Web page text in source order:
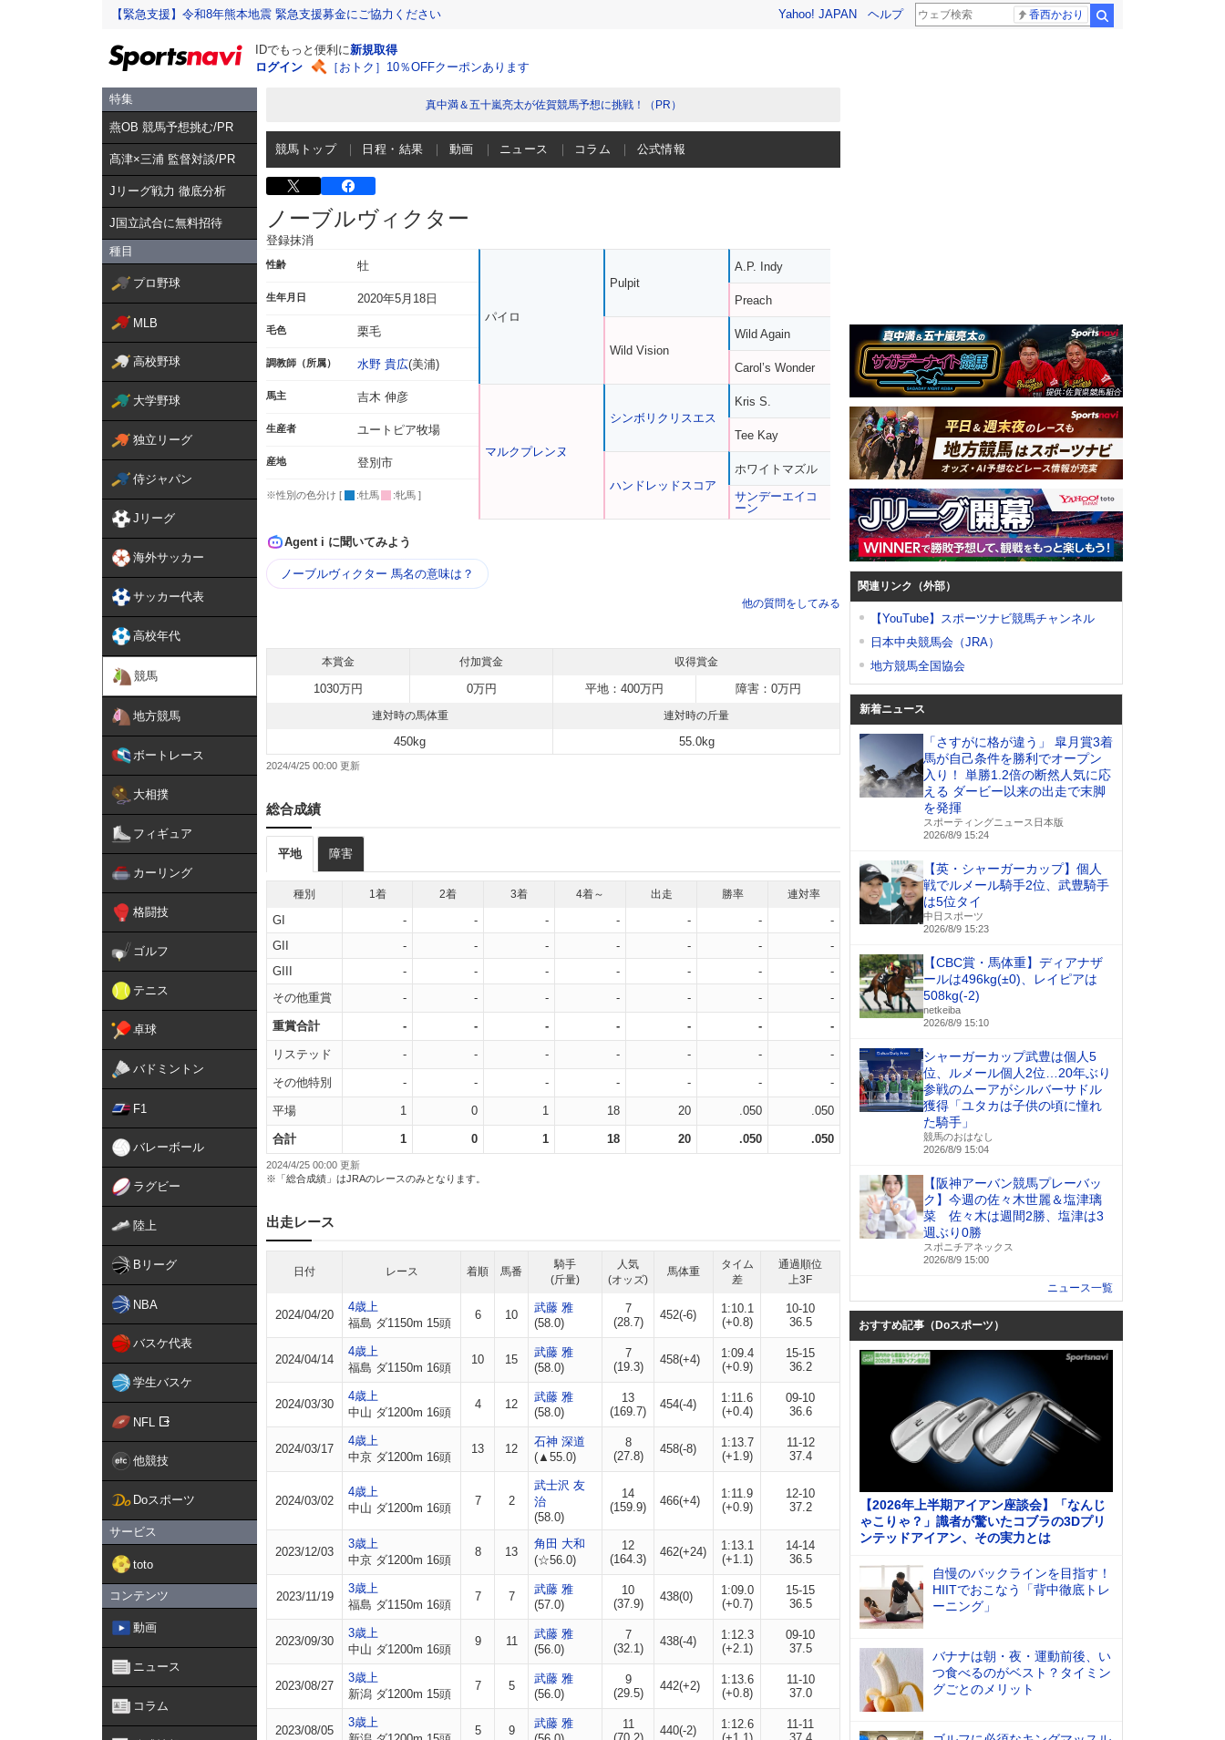
【緊急支援】令和8年熊本地震 緊急支援募金にご協力ください Yahoo! JAPAN ヘルプ 香西かおり
IDでもっと便利に新規取得
ログイン
［おトク］10％OFFクーポンあります
特集
燕OB 競馬予想挑む/PR
髙津×三浦 監督対談/PR
Jリーグ戦力 徹底分析
J国立試合に無料招待
種目
プロ野球
MLB
高校野球
大学野球
独立リーグ
侍ジャパン
Jリーグ
海外サッカー
サッカー代表
高校年代
競馬
地方競馬
ボートレース
大相撲
フィギュア
カーリング
格闘技
ゴルフ
テニス
卓球
バドミントン
F1
バレーボール
ラグビー
陸上
Bリーグ
NBA
バスケ代表
学生バスケ
NFL
他競技
Doスポーツ
サービス
toto
コンテンツ
動画
ニュース
コラム
真中満＆五十嵐亮太が佐賀競馬予想に挑戦！（PR）
競馬トップ 日程・結果 動画 ニュース コラム 公式情報
ノーブルヴィクター
登録抹消
性齢 牡
生年月日 2020年5月18日
毛色 栗毛
調教師（所属） 水野 貴広(美浦)
馬主 吉木 伸彦
生産者 ユートピア牧場
産地 登別市
※性別の色分け [ :牡馬 :牝馬 ]
パイロ
マルクプレンヌ
Pulpit
Wild Vision
シンボリクリスエス
ハンドレッドスコア
A.P. Indy
Preach
Wild Again
Carol’s Wonder
Kris S.
Tee Kay
ホワイトマズル
サンデーエイコ
ーン
Agent i に聞いてみよう
ノーブルヴィクター 馬名の意味は？
他の質問をしてみる
本賞金 付加賞金 収得賞金
1030万円 0万円 平地：400万円 障害：0万円
連対時の馬体重 連対時の斤量
450kg 55.0kg
2024/4/25 00:00
総合成績
平地 障害
種別 1着 2着 3着 4着～ 出走 勝率 連対率
GI - - - - - -
-
GII
- - - - - -
-
GIII
- - - - - -
-
その他重賞
- - - - - - -
重賞合計 - - - - - - -
リステッド - - - - - - -
その他特別 - - - - - - -
平場 1 0 1 18 20 .050 .050
合計 1 0 1 18 20 .050 .050
2024/4/25 00:00 更新
※「総合成績」はJRAのレースのみとなります。
出走レース
日付 レース 着順 馬番
騎手
(斤量)
人気
(オッズ)
馬体重
タイム
差
通過順位
上3F
2024/04/20
4歳上
福島 ダ1150m 15頭
6 10
武藤 雅
(58.0)
7
(28.7)
452(-6)
1:10.1
(+0.8)
10-10
36.5
2024/04/14
4歳上
福島 ダ1150m 16頭
10 15
武藤 雅
(58.0)
7
(19.3)
458(+4)
1:09.4
(+0.9)
15-15
36.2
2024/03/30
4歳上
中山 ダ1200m 16頭
4 12
武藤 雅
(58.0)
13
(169.7)
454(-4)
1:11.6
(+0.4)
09-10
36.6
2024/03/17
4歳上
中京 ダ1200m 16頭
13 12
石神 深道
(▲55.0)
8
(27.8)
458(-8)
1:13.7
(+1.9)
11-12
37.4
2024/03/02
4歳上
中山 ダ1200m 16頭
7 2
武士沢 友
治
(58.0)
14
(159.9)
466(+4)
1:11.9
(+0.9)
12-10
37.2
2023/12/03
3歳上
中京 ダ1200m 16頭
8 13
角田 大和
(☆56.0)
12
(164.3)
462(+24)
1:13.1
(+1.1)
14-14
36.5
2023/11/19
3歳上
福島 ダ1150m 16頭
7 7
武藤 雅
(57.0)
10
(37.9)
438(0)
1:09.0
(+0.7)
15-15
36.5
2023/09/30
3歳上
中山 ダ1200m 16頭
9 11
武藤 雅
(56.0)
7
(32.1)
438(-4)
1:12.3
(+2.1)
09-10
37.5
2023/08/27
3歳上
新潟 ダ1200m 15頭
7 5
武藤 雅
(56.0)
9
(29.5)
442(+2)
1:13.6
(+0.8)
11-10
37.0
2023/08/05
3歳上
5 9
武藤 雅
11
440(-2)
1:12.6
11-11
関連リンク（外部）
【YouTube】スポーツナビ競馬チャンネル
日本中央競馬会（JRA）
地方競馬全国協会
新着ニュース
「さすがに格が違う」 皐月賞3着
馬が自己条件を勝利でオープン
入り！ 単勝1.2倍の断然人気に応
える ダービー以来の出走で末脚
を発揮
スポーティングニュース日本版
2026/8/9 15:24
【英・シャーガーカップ】個人
戦でルメール騎手2位、武豊騎手
は5位タイ
中日スポーツ
2026/8/9 15:23
【CBC賞・馬体重】ディアナザ
ールは496kg(±0)、レイピアは
508kg(-2)
netkeiba
2026/8/9 15:10
シャーガーカップ武豊は個人5
位、ルメール個人2位…20年ぶり
参戦のムーアがシルバーサドル
獲得「ユタカは子供の頃に憧れ
た騎手」
競馬のおはなし
2026/8/9 15:04
【阪神アーバン競馬プレーバッ
ク】今週の佐々木世麗＆塩津璃
菜 佐々木は週間2勝、塩津は3
週ぶり0勝
スポニチアネックス
2026/8/9 15:00
ニュース一覧
おすすめ記事（Doスポーツ）
【2026年上半期アイアン座談会】「なんじ
ゃこりゃ？」識者が驚いたコブラの3Dプリ
ンテッドアイアン、その実力とは
自慢のバックラインを目指す！
HIITでおこなう「背中徹底トレ
ーニング」
バナナは朝・夜・運動前後、い
つ食べるのがベスト？タイミン
グごとのメリット